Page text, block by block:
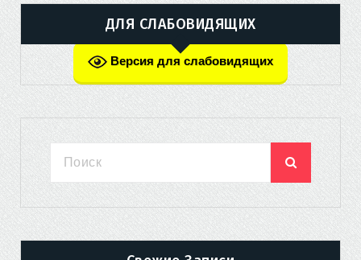
ДЛЯ СЛАБОВИДЯЩИХ
Версия для слабовидящих